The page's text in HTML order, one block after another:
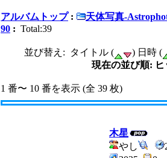
アルバムトップ:
天体写真-
90 : Total:39
並び替え: タイトル (
) 日時 (
現在の並び順:
1 番〜 10 番を表示 (全 39 枚)
木星
やし